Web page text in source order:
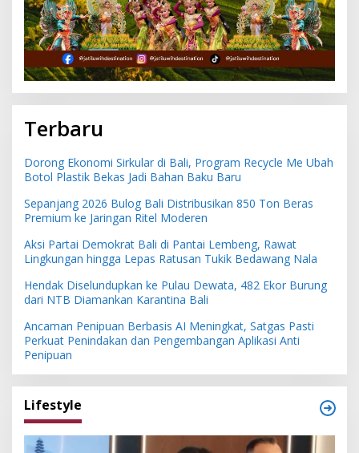
Terbaru
Dorong Ekonomi Sirkular di Bali, Program Recycle Me Ubah
Botol Plastik Bekas Jadi Bahan Baku Baru
Sepanjang 2026 Bulog Bali Distribusikan 850 Ton Beras
Premium ke Jaringan Ritel Moderen
Aksi Partai Demokrat Bali di Pantai Lembeng, Rawat
Lingkungan hingga Lepas Ratusan Tukik Bedawang Nala
Hendak Diselundupkan ke Pulau Dewata, 482 Ekor Burung
dari NTB Diamankan Karantina Bali
Ancaman Penipuan Berbasis AI Meningkat, Satgas Pasti
Perkuat Penindakan dan Pengembangan Aplikasi Anti
Penipuan
Lifestyle